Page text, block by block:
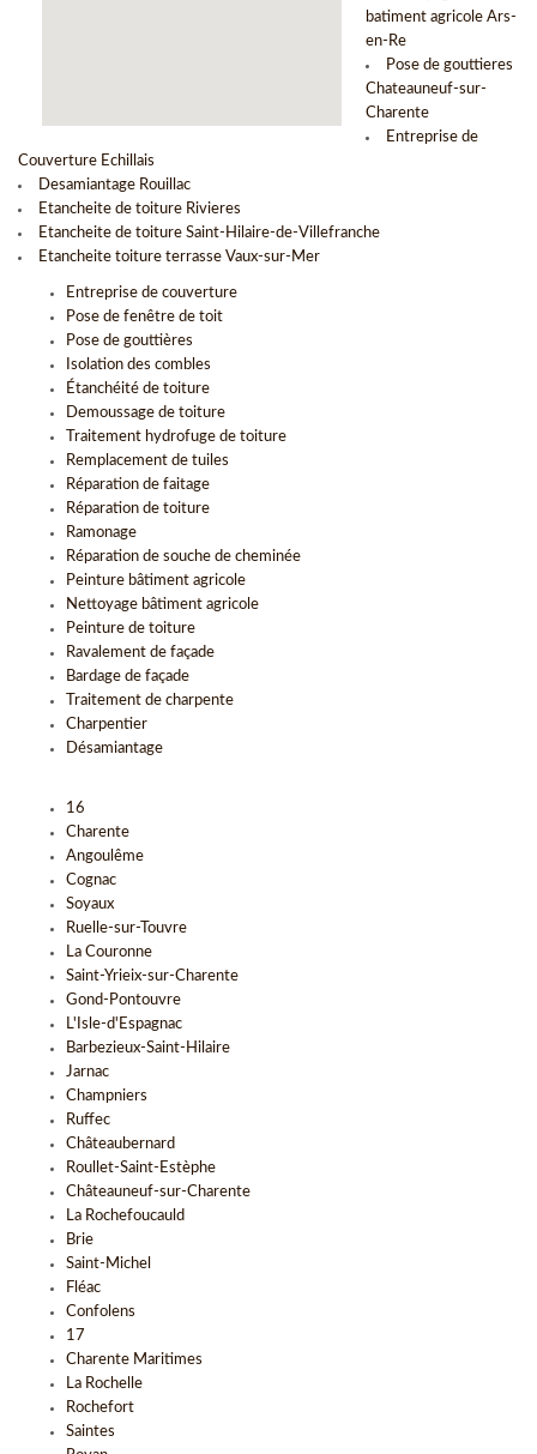
batiment agricole Ars-
en-Re
Pose de gouttieres
Chateauneuf-sur-
Charente
Entreprise de
Couverture Echillais
Desamiantage Rouillac
Etancheite de toiture Rivieres
Etancheite de toiture Saint-Hilaire-de-Villefranche
Etancheite toiture terrasse Vaux-sur-Mer
Entreprise de couverture
Pose de fenêtre de toit
Pose de gouttières
Isolation des combles
Étanchéité de toiture
Demoussage de toiture
Traitement hydrofuge de toiture
Remplacement de tuiles
Réparation de faitage
Réparation de toiture
Ramonage
Réparation de souche de cheminée
Peinture bâtiment agricole
Nettoyage bâtiment agricole
Peinture de toiture
Ravalement de façade
Bardage de façade
Traitement de charpente
Charpentier
Désamiantage
16
Charente
Angoulême
Cognac
Soyaux
Ruelle-sur-Touvre
La Couronne
Saint-Yrieix-sur-Charente
Gond-Pontouvre
L'Isle-d'Espagnac
Barbezieux-Saint-Hilaire
Jarnac
Champniers
Ruffec
Châteaubernard
Roullet-Saint-Estèphe
Châteauneuf-sur-Charente
La Rochefoucauld
Brie
Saint-Michel
Fléac
Confolens
17
Charente Maritimes
La Rochelle
Rochefort
Saintes